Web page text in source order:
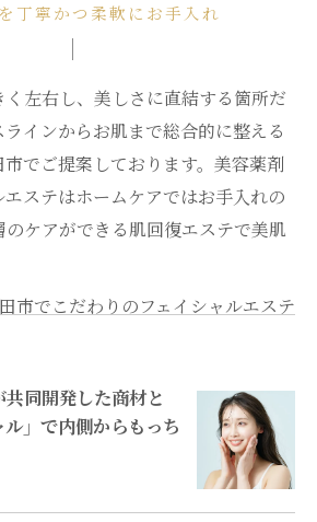
丁寧かつ柔軟にお手入れ
く左右し、美しさに直結する箇所だ
インからお肌まで総合的に整える
でご提案しております。美容薬剤
ステはホームケアではお手入れの
ケアができる肌回復エステで美肌
市でこだわりのフェイシャルエステ
同開発した商材と
ル」で内側からもっち